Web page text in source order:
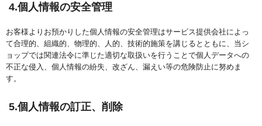
4.個人情報の安全管理
お客様よりお預かりした個人情報の安全管理はサービス提供会社によっ
て合理的、組織的、物理的、人的、技術的施策を講じるとともに、当シ
ョップでは関連法令に準じた適切な取扱いを行うことで個人データへの
不正な侵入、個人情報の紛失、改ざん、漏えい等の危険防止に努めま
す。
5.個人情報の訂正、削除